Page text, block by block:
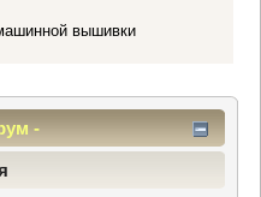
вышивки
-